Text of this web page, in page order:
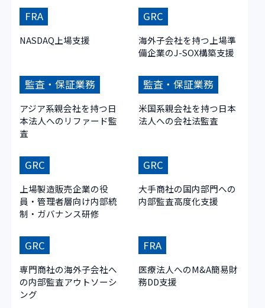
FRA
NASDAQ上場支援
GRC
海外子会社を持つ上場準
備企業のJ-SOX構築支援
監査・保証業務
アジア系親会社を持つ日
本法人へのリファード監
査
監査・保証業務
米国系親会社を持つ日本
法人への会社法監査
GRC
上場製造販売企業の役
員・管理者層向け内部統
制・ガバナンス研修
GRC
大手商社の国内部門への
内部監査高度化支援
GRC
専門商社の海外子会社へ
の内部監査アウトソーシ
ング
FRA
医療法人へのM&A簡易財
務DD支援